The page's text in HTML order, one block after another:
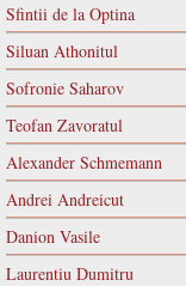
Sfintii de la Optina
Siluan Athonitul
Sofronie Saharov
Teofan Zavoratul
Alexander Schmemann
Andrei Andreicut
Danion Vasile
Laurentiu Dumitru